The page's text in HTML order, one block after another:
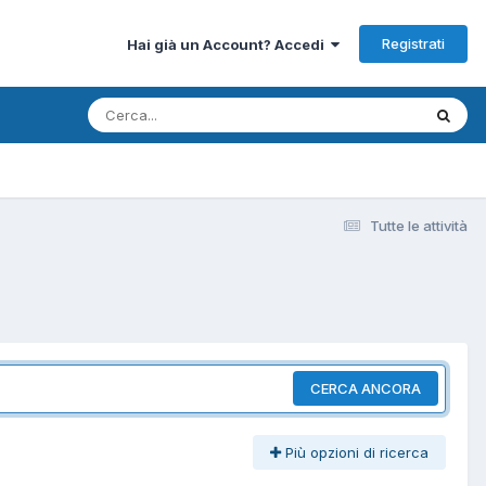
Hai già un Account? Accedi Registrati
Tutte le attività
CERCA ANCORA
Più opzioni di ricerca